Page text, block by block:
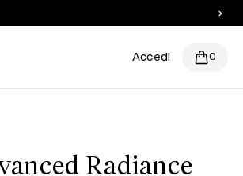
Accedi 0
Radiance